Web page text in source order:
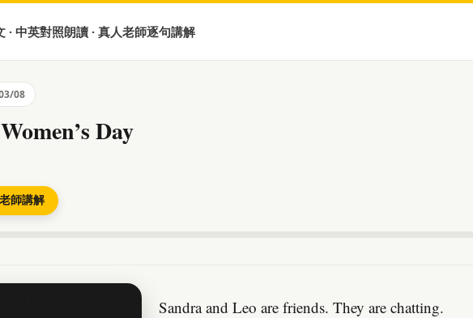
· 中英對照朗讀 · 真人老師逐句講解
08
Day
老師講解
Sandra and Leo are friends. They are chatting.